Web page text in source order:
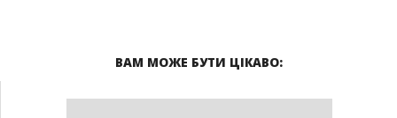
ВАМ МОЖЕ БУТИ ЦІКАВО: